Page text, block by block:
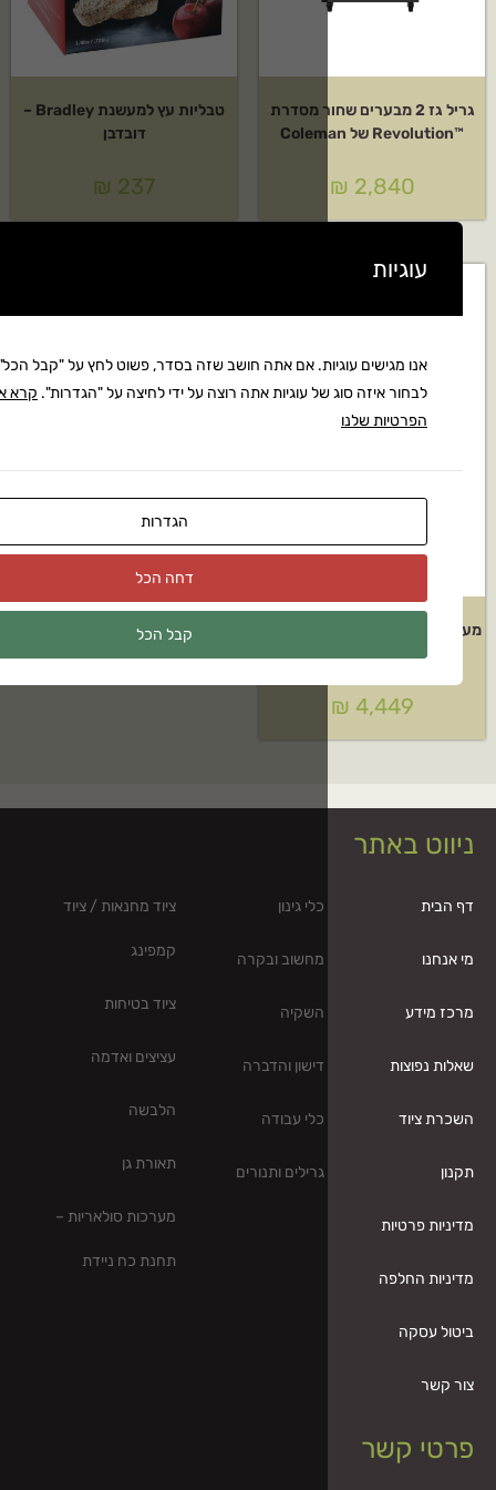
מסדרת
טבליות עץ למעשנת Bradley –
דובדבן
כלי גינון
מחשוב ובקרה
השקיה
דישון והדברה
כלי עבודה
גרילים ותנורים
ציוד מחנאות / ציוד
קמפינג
ציוד בטיחות
עציצים ואדמה
הלבשה
תאורת גן
אם אתה חושב שזה בסדר, פשוט לחץ על "קבל הכל". אתה יכול גם
עוגיות אתה רוצה על ידי לחיצה על "הגדרות". קרא את מדיניות